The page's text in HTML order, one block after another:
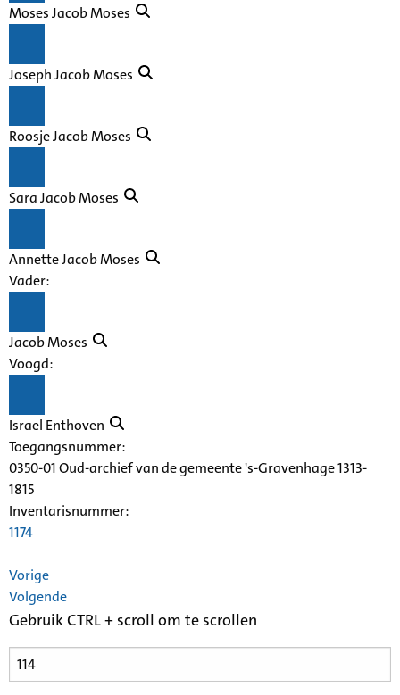
Moses Jacob Moses
Joseph Jacob Moses
Roosje Jacob Moses
Sara Jacob Moses
Annette Jacob Moses
Vader:
Jacob Moses
Voogd:
Israel Enthoven
Toegangsnummer:
0350-01 Oud-archief van de gemeente 's-Gravenhage 1313-
1815
Inventarisnummer:
1174
Vorige
Volgende
Gebruik CTRL + scroll om te scrollen